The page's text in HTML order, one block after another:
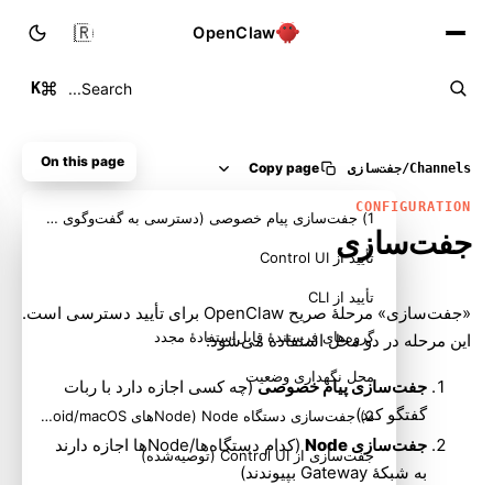
OpenClaw
Search...
K
🇮🇷
Channels
/جفت‌سازی Copy page
CONFIGURATION
جفت‌سازی
«جفت‌سازی» مرحلهٔ صریح OpenClaw برای تأیید دسترسی است.
این مرحله در دو محل استفاده می‌شود:
جفت‌سازی پیام خصوصی(چه کسی اجازه دارد با ربات
گفتگو کند)
جفت‌سازی Node
(کدام دستگاه‌ها/Nodeها اجازه دارند
به شبکهٔ Gateway بپیوندند)
On this page
1) جفت‌سازی پیام خصوصی (دسترسی به گفت‌وگوی ورودی)
تأیید از Control UI
تأیید از CLI
گروه‌های فرستندهٔ قابل‌استفادهٔ مجدد
محل نگهداری وضعیت
2) جفت‌سازی دستگاه Node (Nodeهای iOS/Android/macOS/بدون رابط)
جفت‌سازی از Control UI (توصیه‌شده)